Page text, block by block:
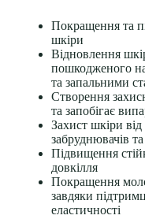
Покращення та
шкіри
Відновлення
пошкодженого
та запальними
Створення
та запобігає
Захист шкіри від
забруднювачів та
Підвищення
довкілля
Покращення
завдяки
еластичності